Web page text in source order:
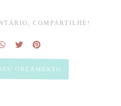
COMPARTILHE!
ORÇAMENTO